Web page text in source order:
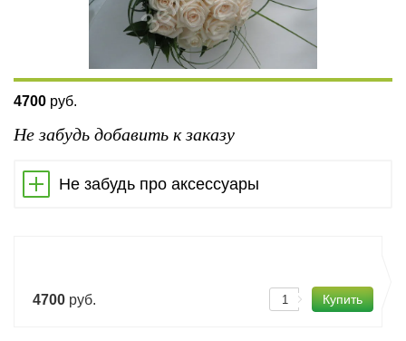
4700 руб.
Не забудь добавить к заказу
Не забудь про аксессуары
4700 руб.